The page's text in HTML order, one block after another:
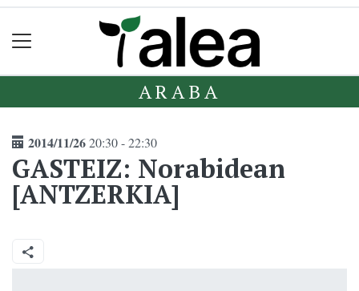
ARABA
2014/11/2620:30 - 22:30
GASTEIZ: Norabidean
[ANTZERKIA]